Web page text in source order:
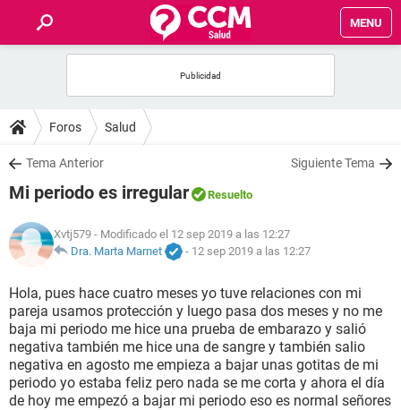
MENU
FOROS
SALUD
FAMILIA
NUTRICIÓN
BIENESTAR
SEXUALIDAD
GLOSARIO
Foros Salud
Tema Anterior Siguiente Tema
Mi periodo es irregular Resuelto
Xvtj579 - Modificado el 12 sep 2019 a las 12:27
Dra. Marta Marnet
- 12 sep 2019 a las 12:27
Hola, pues hace cuatro meses yo tuve relaciones con mi
pareja usamos protección y luego pasa dos meses y no me
baja mi periodo me hice una prueba de embarazo y salió
negativa también me hice una de sangre y también salio
negativa en agosto me empieza a bajar unas gotitas de mi
periodo yo estaba feliz pero nada se me corta y ahora el día
de hoy me empezó a bajar mi periodo eso es normal señores